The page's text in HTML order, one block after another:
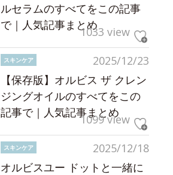
ルセラムのすべてをこの記事
で｜人気記事まとめ1033 view
2025/12/23
スキンケア
【保存版】オルビス ザ クレン
ジングオイルのすべてをこの
記事で｜人気記事まとめ
1099 view
2025/12/18
スキンケア
オルビスユー ドットと一緒に